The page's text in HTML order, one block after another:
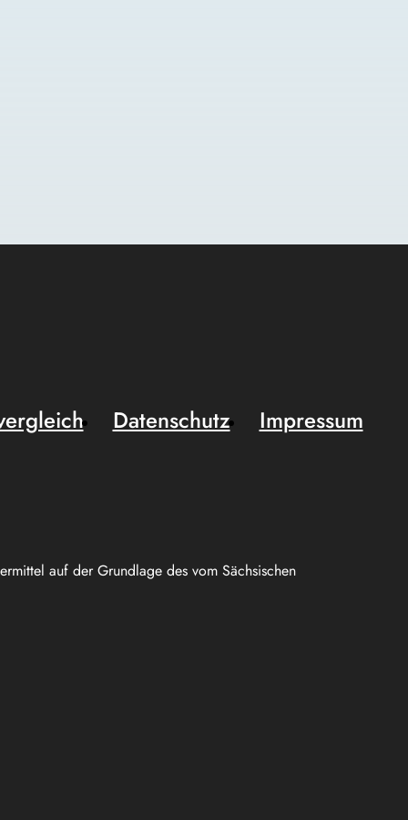
auf der Grundlage des vom Sächsischen
Datenschutz
Impressum